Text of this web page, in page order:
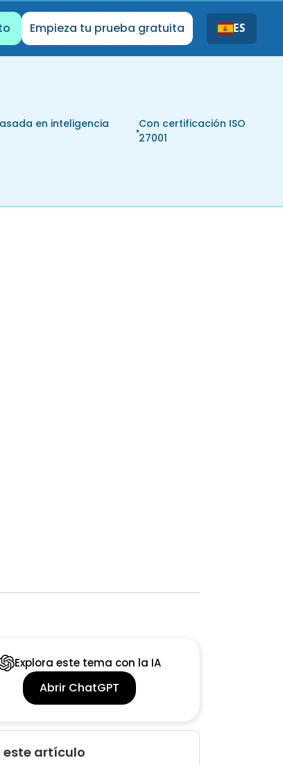
Empieza tu prueba gratuita ES
en inteligencia
Con certificación ISO
27001
Explora este tema con la IA
Abrir ChatGPT
este artículo